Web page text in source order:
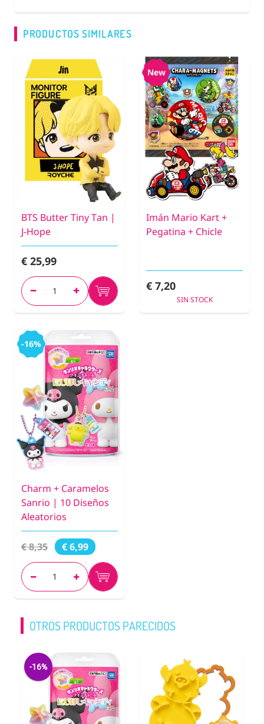
PRODUCTOS SIMILARES
BTS Butter Tiny Tan |
J-Hope
€ 25,99
New
Imán Mario Kart +
Pegatina + Chicle
€ 7,20
SIN STOCK
-16%
Charm + Caramelos
Sanrio | 10 Diseños
Aleatorios
€ 8,35 € 6,99
OTROS PRODUCTOS PARECIDOS
-16%